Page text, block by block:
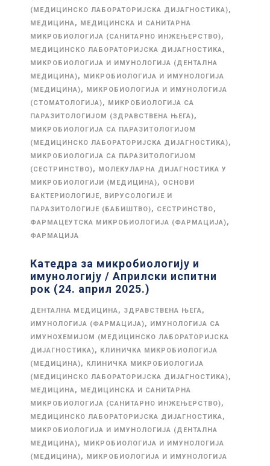
(МЕДИЦИНСКО ЛАБОРАТОРИЈСКА ДИЈАГНОСТИКА),
МЕДИЦИНА, МЕДИЦИНСКА И САНИТАРНА
МИКРОБИОЛОГИЈА (САНИТАРНО ИНЖЕЊЕРСТВО),
МЕДИЦИНСКО ЛАБОРАТОРИЈСКА ДИЈАГНОСТИКА,
МИКРОБИОЛОГИЈА И ИМУНОЛОГИЈА (ДЕНТАЛНА
МЕДИЦИНА), МИКРОБИОЛОГИЈА И ИМУНОЛОГИЈА
(МЕДИЦИНА), МИКРОБИОЛОГИЈА И ИМУНОЛОГИЈА
(СТОМАТОЛОГИЈА), МИКРОБИОЛОГИЈА СА
ПАРАЗИТОЛОГИЈОМ (ЗДРАВСТВЕНА ЊЕГА),
МИКРОБИОЛОГИЈА СА ПАРАЗИТОЛОГИЈОМ
(МЕДИЦИНСКО ЛАБОРАТОРИЈСКА ДИЈАГНОСТИКА),
МИКРОБИОЛОГИЈА СА ПАРАЗИТОЛОГИЈОМ
(СЕСТРИНСТВО), МОЛЕКУЛАРНА ДИЈАГНОСТИКА У
МИКРОБИОЛОГИЈИ (МЕДИЦИНА), ОСНОВИ
БАКТЕРИОЛОГИЈЕ, ВИРУСОЛОГИЈЕ И
ПАРАЗИТОЛОГИЈЕ (БАБИШТВО), СЕСТРИНСТВО,
ФАРМАЦЕУТСКА МИКРОБИОЛОГИЈА (ФАРМАЦИЈА),
ФАРМАЦИЈА
Катедра за микробиологију и
имунологију / Априлски испитни
рок (24. април 2025.)
ДЕНТАЛНА МЕДИЦИНА, ЗДРАВСТВЕНА ЊЕГА,
ИМУНОЛОГИЈА (ФАРМАЦИЈА), ИМУНОЛОГИЈА СА
ИМУНОХЕМИЈОМ (МЕДИЦИНСКО ЛАБОРАТОРИЈСКА
ДИЈАГНОСТИКА), КЛИНИЧКА МИКРОБИОЛОГИЈА
(МЕДИЦИНА), КЛИНИЧКА МИКРОБИОЛОГИЈА
(МЕДИЦИНСКО ЛАБОРАТОРИЈСКА ДИЈАГНОСТИКА),
МЕДИЦИНА, МЕДИЦИНСКА И САНИТАРНА
МИКРОБИОЛОГИЈА (САНИТАРНО ИНЖЕЊЕРСТВО),
МЕДИЦИНСКО ЛАБОРАТОРИЈСКА ДИЈАГНОСТИКА,
МИКРОБИОЛОГИЈА И ИМУНОЛОГИЈА (ДЕНТАЛНА
МЕДИЦИНА), МИКРОБИОЛОГИЈА И ИМУНОЛОГИЈА
(МЕДИЦИНА), МИКРОБИОЛОГИЈА И ИМУНОЛОГИЈА